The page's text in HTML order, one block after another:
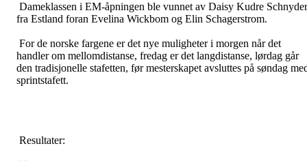
Dameklassen i EM-åpningen ble vunnet av Daisy Kudre Schnyder
fra Estland foran Evelina Wickbom og Elin Schagerstrom.
For de norske fargene er det nye muligheter i morgen når det
handler om mellomdistanse, fredag er det langdistanse, lørdag går
den tradisjonelle stafetten, før mesterskapet avsluttes på søndag
sprintstafett.
Resultater: